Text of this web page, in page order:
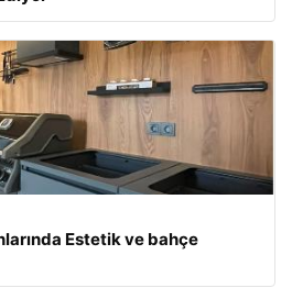
Estetik ve bahçe